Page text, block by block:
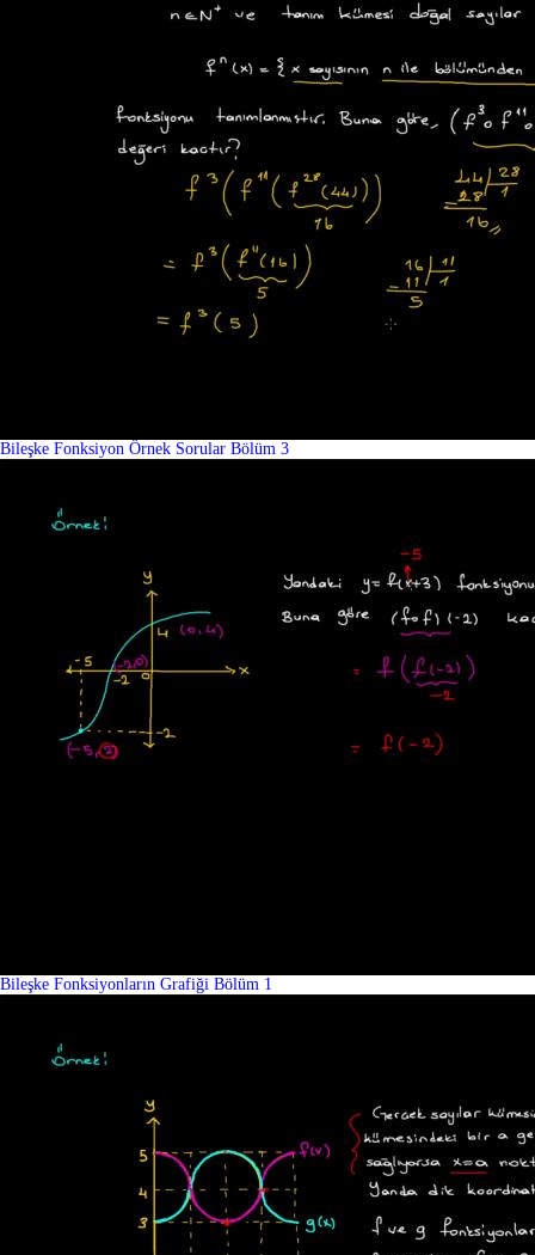
Bileşke Fonksiyon Örnek Sorular Bölüm 3
Bileşke Fonksiyonların Grafiği Bölüm 1